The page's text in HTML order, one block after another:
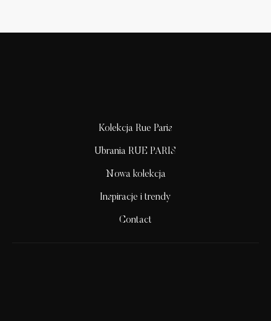
Kolekcja Rue Paris
Ubrania RUE PARIS
Nowa kolekcja
Inspiracje i trendy
Contact